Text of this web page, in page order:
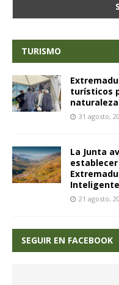
TURISMO
turísticos
31 agosto,
La Junta
Inteligente
21 agosto,
SEGUIR EN FACEBOOK